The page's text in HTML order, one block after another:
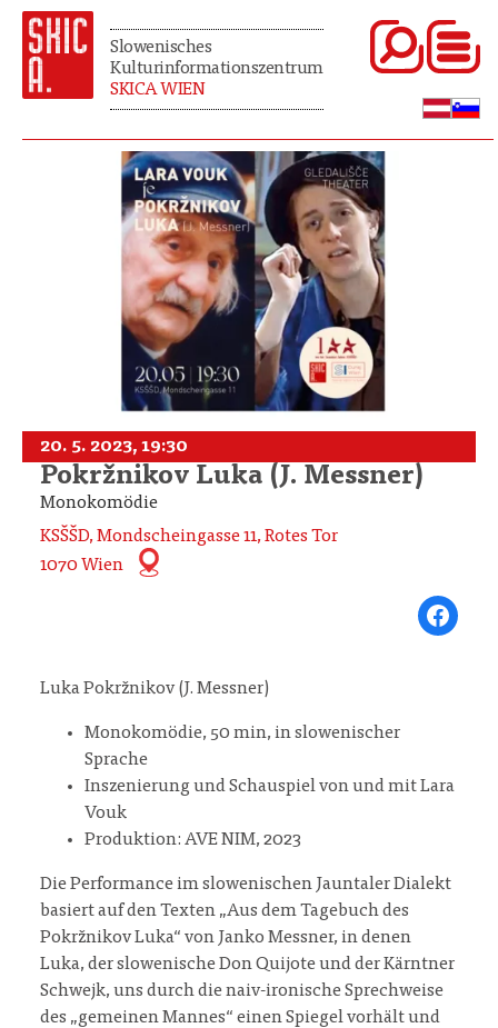
Slowenisches
Kulturinformationszentrum
SKICA WIEN
20. 5. 2023, 19:30
Pokržnikov Luka (J. Messner)
Monokomödie
KSŠŠD, Mondscheingasse 11, Rotes Tor
1070 Wien
Share on
Luka Pokržnikov (J. Messner)
Monokomödie, 50 min, in slowenischer
Sprache
Inszenierung und Schauspiel von und mit Lara
Vouk
Produktion: AVE NIM, 2023
Die Performance im slowenischen Jauntaler Dialekt
basiert auf den Texten „Aus dem Tagebuch des
Pokržnikov Luka“ von Janko Messner, in denen
Luka, der slowenische Don Quijote und der Kärntner
Schwejk, uns durch die naiv-ironische Sprechweise
des „gemeinen Mannes“ einen Spiegel vorhält und